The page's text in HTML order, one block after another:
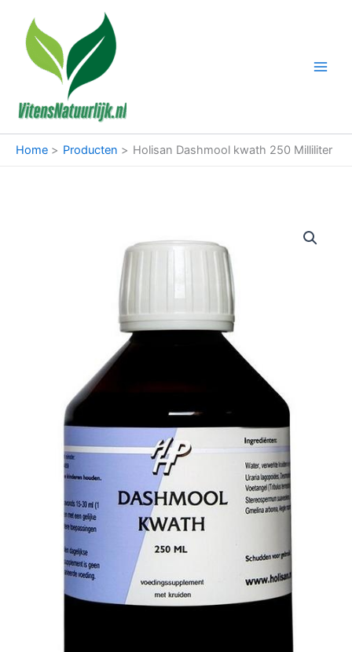
inhoud
Home Producten Holisan Dashmool kwath 250 Milliliter